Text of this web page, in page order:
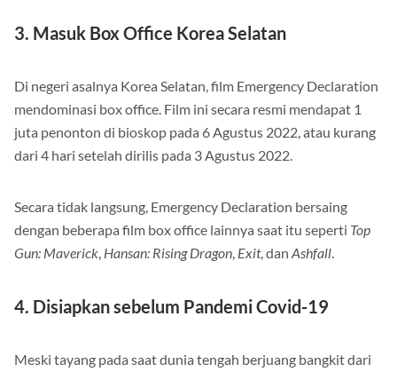
3. Masuk Box Office Korea Selatan
Di negeri asalnya Korea Selatan, film Emergency Declaration
mendominasi box office. Film ini secara resmi mendapat 1
juta penonton di bioskop pada 6 Agustus 2022, atau kurang
dari 4 hari setelah dirilis pada 3 Agustus 2022.
Secara tidak langsung, Emergency Declaration bersaing
dengan beberapa film box office lainnya saat itu seperti Top
Gun: Maverick Hansan: Rising Dragon Exit, dan Ashfall
4. Disiapkan sebelum Pandemi Covid-19
Meski tayang pada saat dunia tengah berjuang bangkit dari